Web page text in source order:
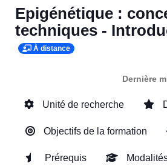
Epigénétique :
techniques -
À distance
Dernière
Unité de recherche
Objectifs de la formation
Prérequis